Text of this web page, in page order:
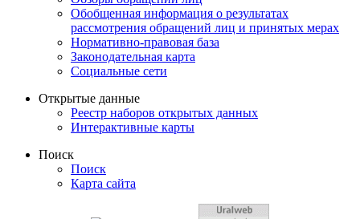
Обобщенная информация о результатах
рассмотрения обращений лиц и принятых мерах
Нормативно-правовая база
Законодательная карта
Социальные сети
Открытые данные
Реестр наборов открытых данных
Интерактивные карты
Поиск
Поиск
Карта сайта